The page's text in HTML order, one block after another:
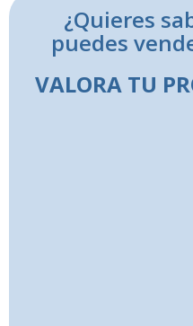
¿Quieres
puedes
VALORA TU